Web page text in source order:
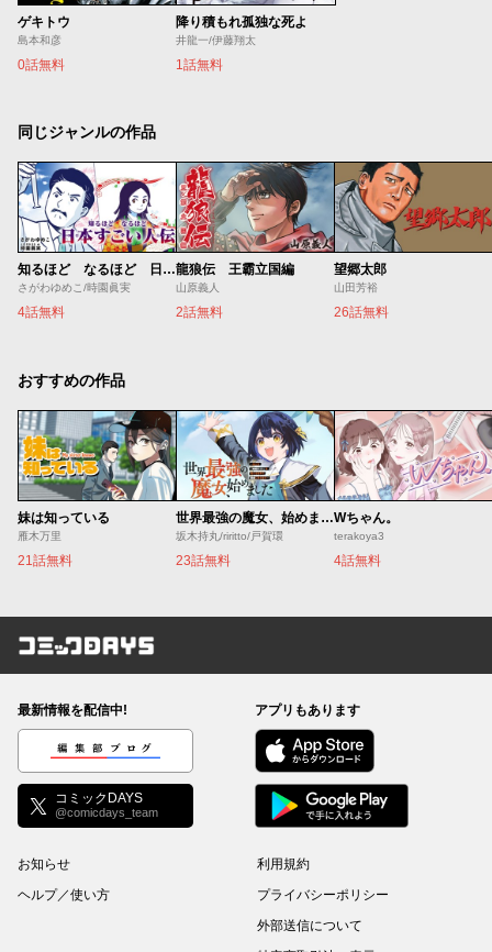
ゲキトウ
島本和彦
0話無料
降り積もれ孤独な死よ
井龍一/伊藤翔太
1話無料
同じジャンルの作品
知るほど なるほど 日本すごい人伝
さがわゆめこ/時園眞実
4話無料
龍狼伝 王霸立国編
山原義人
2話無料
望郷太郎
山田芳裕
26話無料
おすすめの作品
妹は知っている
雁木万里
21話無料
世界最強の魔女、始めました ～私だけ『攻略サイト』を見れる世界で自由に生きます～
坂木持丸/riritto/戸賀環
23話無料
Wちゃん。
terakoya3
4話無料
コミックDAYS
最新情報を配信中!
編集部ブログ
コミックDAYS
@comicdays_team
アプリもあります
お知らせ
ヘルプ／使い方
利用規約
プライバシーポリシー
外部送信について